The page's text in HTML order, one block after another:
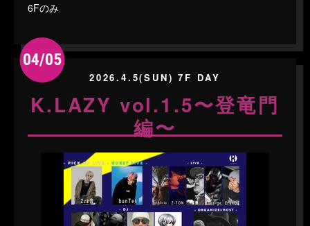
6Fのみ
04/05
2026.4.5(SUN) 7F DAY
K.LAZY vol.1.5〜登竜門
編〜